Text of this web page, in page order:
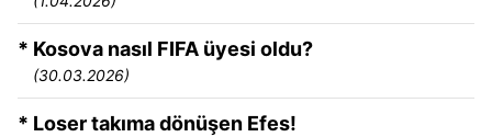
* Kosova nasıl FIFA üyesi oldu?
(30.03.2026)
* Loser takıma dönüşen Efes!